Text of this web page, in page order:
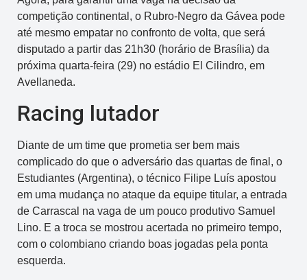
competição continental, o Rubro-Negro da Gávea pode
até mesmo empatar no confronto de volta, que será
disputado a partir das 21h30 (horário de Brasília) da
próxima quarta-feira (29) no estádio El Cilindro, em
Avellaneda.
Racing lutador
Diante de um time que prometia ser bem mais
complicado do que o adversário das quartas de final, o
Estudiantes (Argentina), o técnico Filipe Luís apostou
em uma mudança no ataque da equipe titular, a entrada
de Carrascal na vaga de um pouco produtivo Samuel
Lino. E a troca se mostrou acertada no primeiro tempo,
com o colombiano criando boas jogadas pela ponta
esquerda.